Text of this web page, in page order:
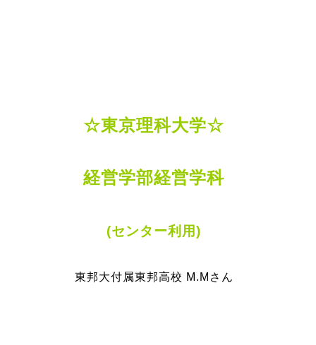
☆東京理科大学☆
経営学部経営学科
(センター利用)
東邦大付属東邦高校 M.Mさん